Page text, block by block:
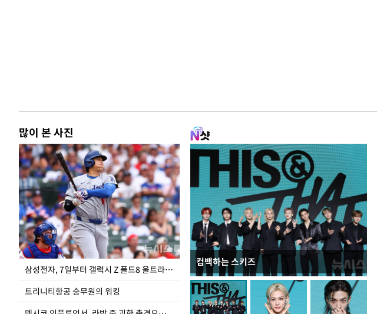
많이 본 사진
삼성전자, 7일부터 갤럭시 Z 폴드8 울트라·폴드8·플립8 출시
트리니티항공 승무원의 워킹
컴백하는 스키즈
입추 하루 앞둔 전남광주… 열화상 카메라에 담긴
폭염